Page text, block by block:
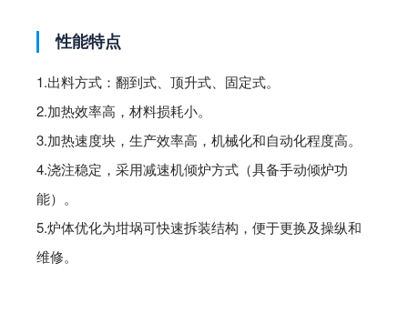
性能特点
1.出料方式：翻到式、顶升式、固定式。
2.加热效率高，材料损耗小。
3.加热速度块，生产效率高，机械化和自动化程度高。
4.浇注稳定，采用减速机倾炉方式（具备手动倾炉功
能）。
5.炉体优化为坩埚可快速拆装结构，便于更换及操纵和
维修。